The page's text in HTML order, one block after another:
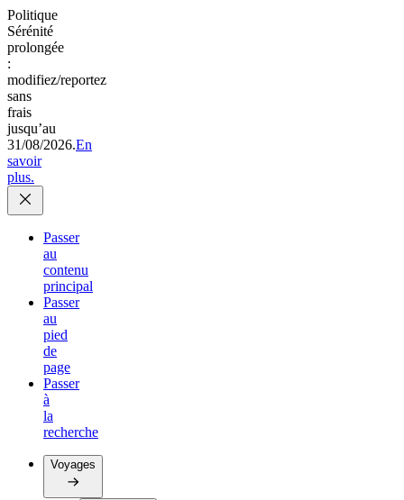
Politique
Sérénité
prolongée
:
modifiez/reportez
sans
frais
jusqu’au
31/08/2026.En
savoir
plus.
Passer
au
contenu
principal
Passer
au
pied
de
page
Passer
à
la
recherche
Voyages